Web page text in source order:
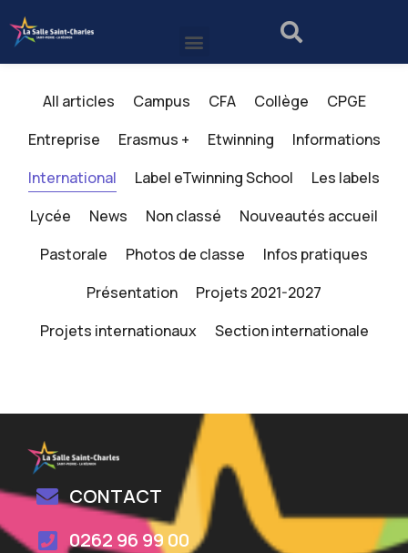
All articles Campus CFA Collège
CPGE
Entreprise
Erasmus + Etwinning
Informations
International
Label eTwinning School
Les labels
Lycée
News Non classé
Nouveautés accueil
Pastorale
Photos de classe
Infos pratiques
Présentation
Projets 2021-2027
Projets internationaux
Section internationale
CONTACT
0262 96 99 00